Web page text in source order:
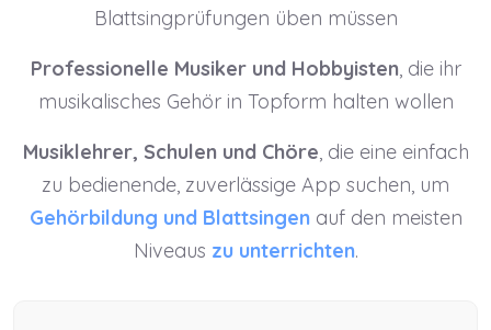
Blattsingprüfungen üben müssen
Professionelle Musiker und Hobbyisten, die ihr
musikalisches Gehör in Topform halten wollen
Musiklehrer, Schulen und Chöre, die eine einfach
zu bedienende, zuverlässige App suchen, um
Gehörbildung und Blattsingenauf den meisten
Niveaus zu unterrichten.